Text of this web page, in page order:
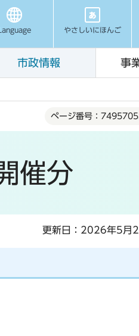
やさしいにほんご
市政情報 事
ページ番号：
催分
更新日：2026年5月